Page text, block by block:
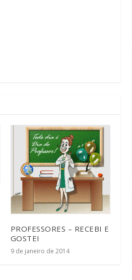
PROFESSORES – RECEBI E
GOSTEI
9 de janeiro de 2014